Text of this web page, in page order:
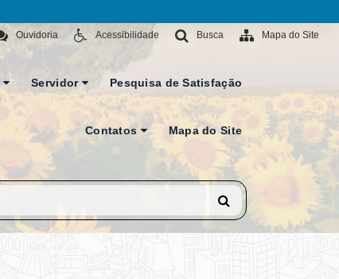
Mapa do Site
Busca
Acessibilidade
Ouvidoria
Servidor Pesquisa de Satisfação
Contatos Mapa do Site